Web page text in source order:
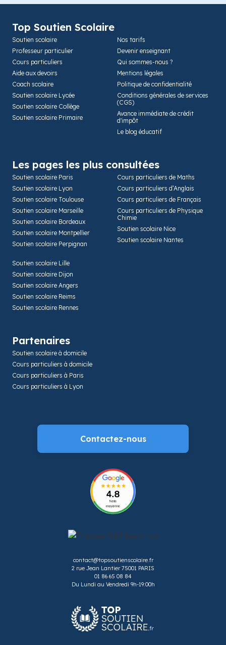
Top Soutien Scolaire
Soutien scolaire
Professeur particulier
Cours particuliers
Aide aux devoirs
Coach scolaire
Soutien scolaire Lycée
Soutien scolaire Collège
Soutien scolaire Primaire
Nos tarifs
Devenir enseignant
Qui sommes-nous ?
Mentions légales
Politique de confidentialité
Conditions générales de services
(CGS)
Avance immédiate de crédit
d'impôt
Le blog éducatif
Les pages les plus consultées
Soutien scolaire Paris
Soutien scolaire Lyon
Soutien scolaire Toulouse
Soutien scolaire Marseille
Soutien scolaire Bordeaux
Soutien scolaire Montpellier
Soutien scolaire Perpignan
Cours particuliers de Maths
Cours particuliers d’Anglais
Cours particuliers de Français
Cours particuliers de Physique
Chimie
Soutien scolaire Nice
Soutien scolaire Nantes
Soutien scolaire Lille
Soutien scolaire Dijon
Soutien scolaire Angers
Soutien scolaire Reims
Soutien scolaire Rennes
Partenaires
Soutien scolaire à domicile
Cours particuliers à domicile
Cours particuliers à Paris
Cours particuliers à Lyon
contact@topsoutienscolaire.fr
2 rue Jean Lantier 75001 PARIS
01 86 65 08 84
Du Lundi au Vendredi 9h-19:00h
Contactez-nous